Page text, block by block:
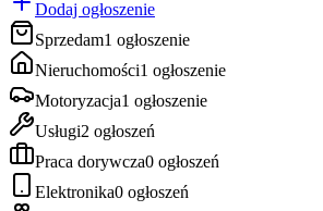
Dodaj ogłoszenie
Sprzedam1 ogłoszenie
Nieruchomości1 ogłoszenie
Motoryzacja1 ogłoszenie
Usługi2 ogłoszeń
Praca dorywcza0 ogłoszeń
Elektronika0 ogłoszeń